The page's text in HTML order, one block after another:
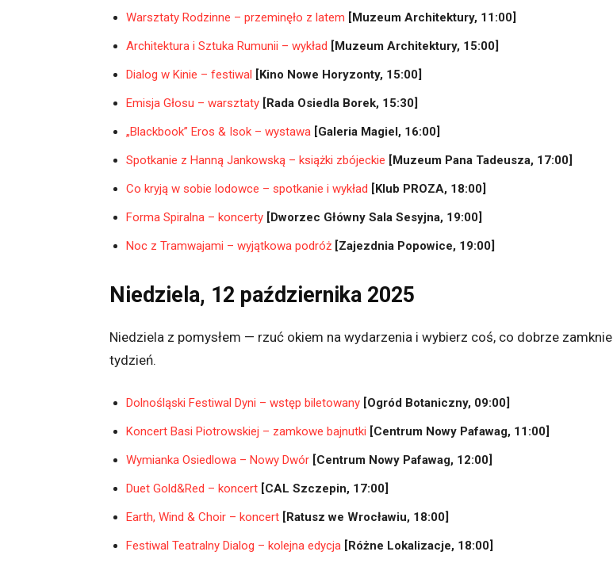
Warsztaty Rodzinne – przeminęło z latem
[Muzeum Architektury, 11:00]
Architektura i Sztuka Rumunii – wykład
[Muzeum Architektury, 15:00]
Dialog w Kinie – festiwal
[Kino Nowe Horyzonty, 15:00]
Emisja Głosu – warsztaty
[Rada Osiedla Borek, 15:30]
„Blackbook” Eros & Isok – wystawa [Galeria Magiel, 16:00]
Spotkanie z Hanną Jankowską – książki zbójeckie
[Muzeum Pana Tadeusza, 17:00]
Co kryją w sobie lodowce – spotkanie i wykład
[Klub PROZA, 18:00]
Forma Spiralna – koncerty
[Dworzec Główny Sala Sesyjna, 19:00]
Noc z Tramwajami – wyjątkowa podróż [Zajezdnia Popowice, 19:00]
Niedziela, 12 października 2025
Niedziela z pomysłem — rzuć okiem na wydarzenia i wybierz coś, co dobrze zamknie
tydzień.
Dolnośląski Festiwal Dyni – wstęp biletowany [Ogród Botaniczny, 09:00]
Koncert Basi Piotrowskiej – zamkowe bajnutki
[Centrum Nowy Pafawag, 11:00]
Wymianka Osiedlowa – Nowy Dwór [Centrum Nowy Pafawag, 12:00]
Duet Gold&Red – koncert [CAL Szczepin, 17:00]
Earth, Wind & Choir – koncert
[Ratusz we Wrocławiu, 18:00]
Festiwal Teatralny Dialog – kolejna edycja
[Różne Lokalizacje, 18:00]